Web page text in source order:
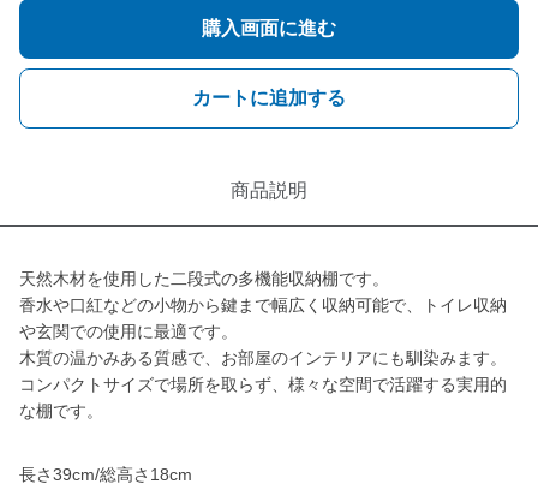
購入画面に進む
カートに追加する
商品説明
天然木材を使用した二段式の多機能収納棚です。
香水や口紅などの小物から鍵まで幅広く収納可能で、トイレ収納
や玄関での使用に最適です。
木質の温かみある質感で、お部屋のインテリアにも馴染みます。
コンパクトサイズで場所を取らず、様々な空間で活躍する実用的
な棚です。
長さ39cm/総高さ18cm